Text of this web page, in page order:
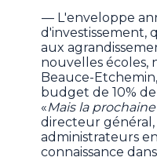
— L'enveloppe
d'investissement,
aux
nouvelles écoles,
Beauce-
budget de 10%
«Mais la
directeur général,
administrateurs
connaissance